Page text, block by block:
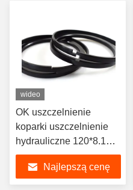
wideo
OK uszczelnienie
koparki uszczelnienie
hydrauliczne 120*8.1
dla uszczelnienia tłoków
koparki w ramach POM
NBR
Najlepszą cenę